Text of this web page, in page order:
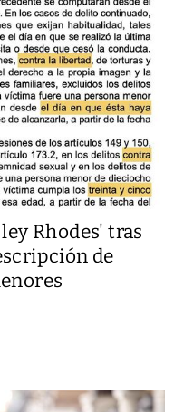
Rhodes' tras
de